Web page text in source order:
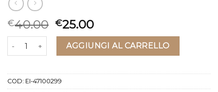
€40.00 €25.00
prima classe borse quantitàAGGIUNGI AL CARRELLO
COD: EI-47100299